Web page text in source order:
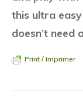
this ultra
doesn’t need
Print / Imprimer